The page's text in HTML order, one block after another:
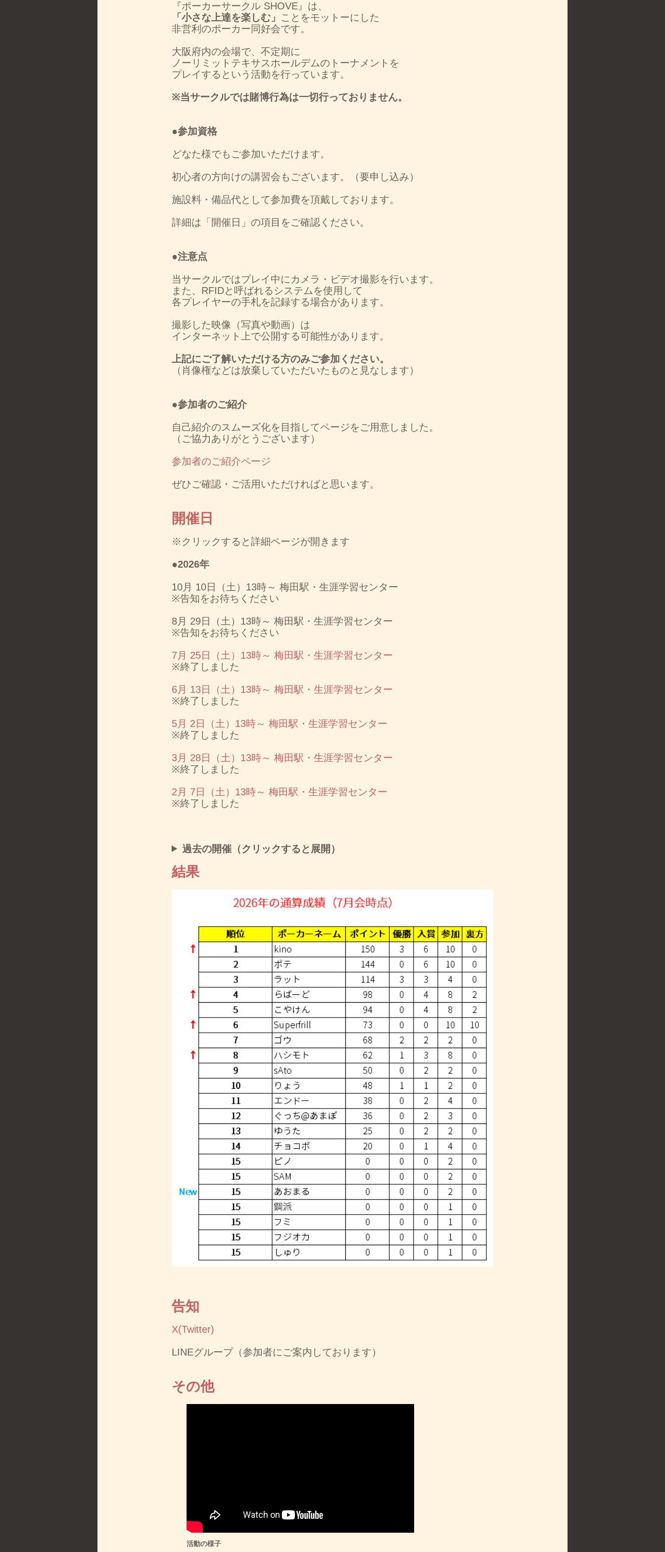
『ポーカーサークル SHOVE』は、
「小さな上達を楽しむ」 ことをモットーにした
非営利のポーカー同好会です。
大阪府内の会場で、不定期に
ノーリミットテキサスホールデムのトーナメントを
プレイするという活動を行っています。
※当サークルでは賭博行為は一切行っておりません。
●参加資格
どなた様でもご参加いただけます。
初心者の方向けの講習会もございます。（要申し込み）
施設料・備品代として参加費を頂戴しております。
詳細は「開催日」の項目をご確認ください。
●注意点
当サークルではプレイ中にカメラ・ビデオ撮影を行います。
また、RFIDと呼ばれるシステムを使用して
各プレイヤーの手札を記録する場合があります。
撮影した映像（写真や動画）は
インターネット上で公開する可能性があります。
上記にご了解いただける方のみご参加ください。
（肖像権などは放棄していただいたものと見なします）
●参加者のご紹介
自己紹介のスムーズ化を目指してページをご用意しました。
（ご協力ありがとうございます）
参加者のご紹介ページ
ぜひご確認・ご活用いただければと思います。
開催日
※クリックすると詳細ページが開きます
●2026年
10月 10日（土）13時～ 梅田駅・生涯学習センター
※告知をお待ちください
8月 29日（土）13時～ 梅田駅・生涯学習センター
※告知をお待ちください
7月 25日（土）13時～ 梅田駅・生涯学習センター
※終了しました
6月 13日（土）13時～ 梅田駅・生涯学習センター
※終了しました
5月 2日（土）13時～ 梅田駅・生涯学習センター
※終了しました
3月 28日（土）13時～ 梅田駅・生涯学習センター
※終了しました
2月 7日（土）13時～ 梅田駅・生涯学習センター
※終了しました
過去の開催（クリックすると展開）
結果
告知
X(Twitter)
LINEグループ（参加者にご案内しております）
その他
活動の様子